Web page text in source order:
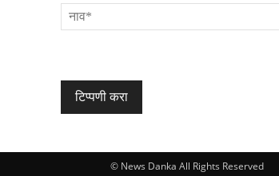
© News Danka All Rights Reserved